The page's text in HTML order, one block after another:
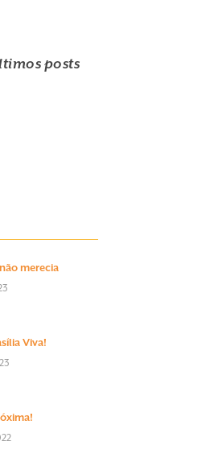
posts
merecia
Viva!